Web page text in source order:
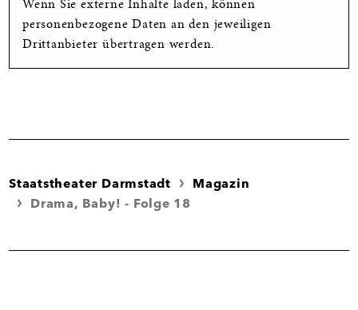
Wenn Sie externe Inhalte laden, können
personenbezogene Daten an den jeweiligen
Drittanbieter übertragen werden.
Staatstheater Darmstadt
Magazin
Drama, Baby! - Folge 18